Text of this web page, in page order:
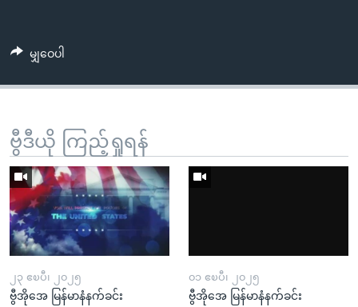
ရန်
မျှဝေပါ
ဗွီဒီယို ကြည့်ရှုရန်
၂၃ ဧၿပီ၊ ၂၀၂၅
ဗွီအိုအေ မြန်မာနံနက်ခင်း
၀၁ ဧၿပီ၊ ၂၀၂၅
ဗွီအိုအေ မြန်မာနံနက်ခင်း